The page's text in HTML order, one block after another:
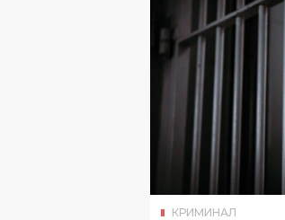
КРИМИНАЛ